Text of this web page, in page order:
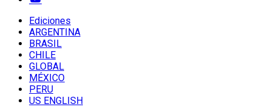
Ediciones
ARGENTINA
BRASIL
CHILE
GLOBAL
MÉXICO
PERU
US ENGLISH